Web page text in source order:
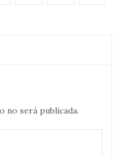
no será publicada.